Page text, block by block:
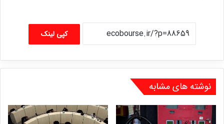
کپی لینک
نوشته های مشابه